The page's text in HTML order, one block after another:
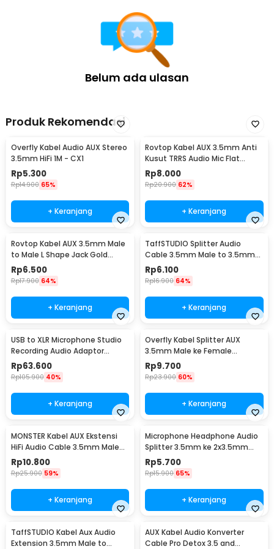
Belum ada ulasan
Produk Rekomendasi
Overfly Kabel Audio AUX Stereo
3.5mm HiFi 1M - CX1
Rp5.300
Rp14.900 65%
+ Keranjang
Rovtop Kabel AUX 3.5mm Anti
Kusut TRRS Audio Mic Flat
Design HiFi 1M - R10
Rp8.000
Rp20.900 62%
+ Keranjang
Rovtop Kabel AUX 3.5mm Male
to Male L Shape Jack Gold
Plated 1.2M - S-IP4G
Rp6.500
Rp17.900 64%
+ Keranjang
TaffSTUDIO Splitter Audio
Cable 3.5mm Male to 3.5mm
HiFi Mic Headphone - AV123
Rp6.100
Rp16.900 64%
+ Keranjang
USB to XLR Microphone Studio
Recording Audio Adaptor
Connector 2.8M - AY12
Rp63.600
Rp105.900 40%
+ Keranjang
Overfly Kabel Splitter AUX
3.5mm Male ke Female
Headphone Mic 37cm - AV114
Rp9.700
Rp23.900 60%
+ Keranjang
MONSTER Kabel AUX Ekstensi
HiFi Audio Cable 3.5mm Male
to Female 1.2M - AV118
Rp10.800
Rp25.900 59%
+ Keranjang
Microphone Headphone Audio
Splitter 3.5mm ke 2x3.5mm
16cm - FA297
Rp5.700
Rp15.900 65%
+ Keranjang
TaffSTUDIO Kabel Aux Audio
Extension 3.5mm Male to
AUX Kabel Audio Konverter
Cable Pro Detox 3.5 and